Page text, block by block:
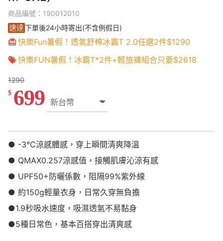
商品編號：190012010
速達下單後24小時寄出(不含例假日)
快樂Fun暑假！透氣舒棉冰霸T 2.0任選2件$1290
快樂FUN暑假！冰霸T*2件+輕旅褲組合只要$2618
1290
$ 699
● -3°C涼感體感，穿上瞬間清爽降溫
● QMAX0.257涼感值，接觸肌膚沁涼有感
● UPF50+防曬係數，阻隔99%紫外線
● 約150g輕量衣身，日常久穿無負擔
●1.9秒吸水速度，吸濕透氣不易黏身
●5種日常色，基本百搭穿出清爽感